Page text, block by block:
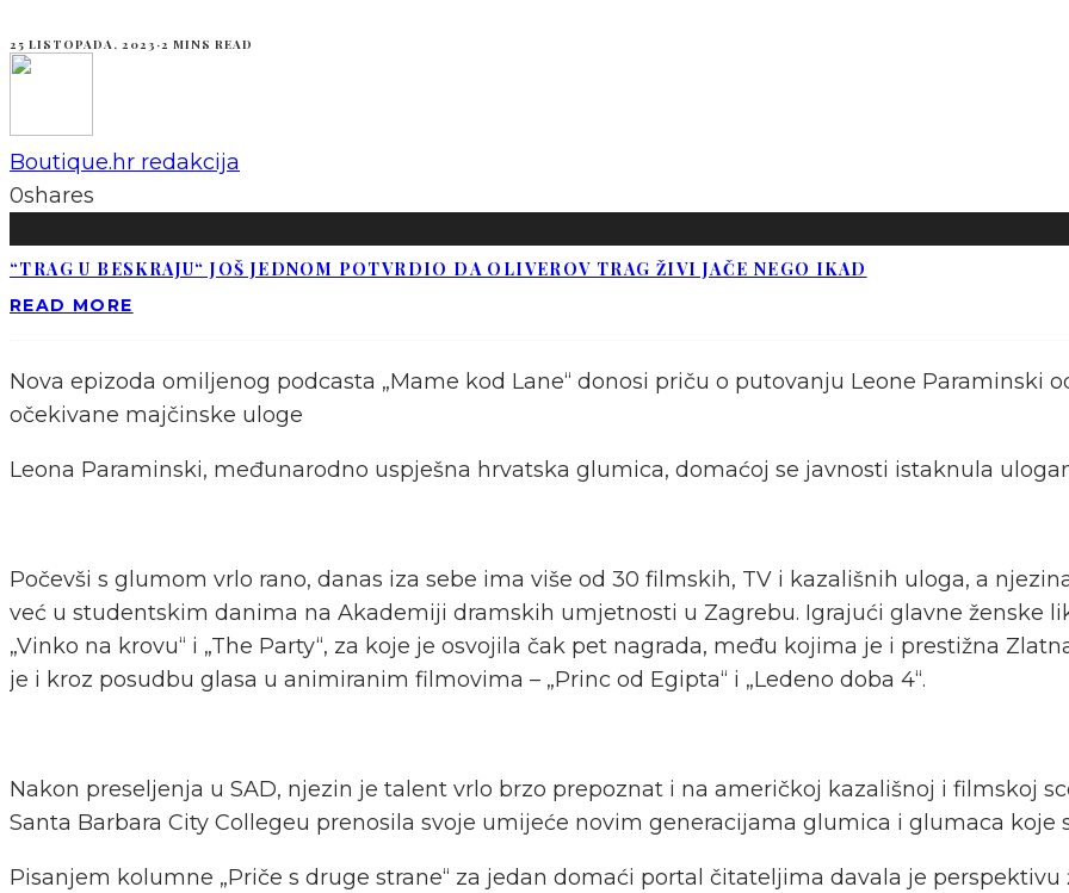
25 LISTOPADA, 2023 ·2 MINS READ
Boutique.hr redakcija
0shares
“TRAG U BESKRAJU“ JOŠ JEDNOM POTVRDIO DA OLIVEROV TRAG ŽIVI JAČE NEGO IKAD
READ MORE
Nova epizoda omiljenog podcasta „Mame kod Lane“ donosi priču o putovanju Leone Paraminski
očekivane majčinske uloge
Leona Paraminski, međunarodno uspješna hrvatska glumica, domaćoj se javnosti istaknula
Počevši s glumom vrlo rano, danas iza sebe ima više od 30 filmskih, TV i kazališnih uloga, a
već u studentskim danima na Akademiji dramskih umjetnosti u Zagrebu. Igrajući glavne ženske
„Vinko na krovu“ i „The Party“, za koje je osvojila čak pet nagrada, među kojima je i prestižna
je i kroz posudbu glasa u animiranim filmovima – „Princ od Egipta“ i „Ledeno doba 4“.
Nakon preseljenja u SAD, njezin je talent vrlo brzo prepoznat i na američkoj kazališnoj i filmskoj
Santa Barbara City Collegeu prenosila svoje umijeće novim generacijama glumica i glumaca
Pisanjem kolumne „Priče s druge strane“ za jedan domaći portal čitateljima davala je